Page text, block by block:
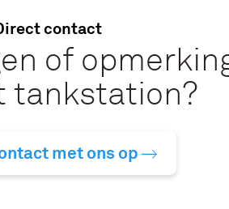
contact
of
tankstation?
met ons op